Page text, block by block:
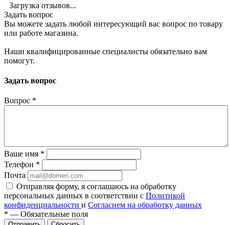
Загрузка отзывов...
Задать вопрос
Вы можете задать любой интересующий вас вопрос по товару
или работе магазина.
Наши квалифицированные специалисты обязательно вам
помогут.
Задать вопрос
Вопрос *
Ваше имя *
Телефон *
Почта
Отправляя форму, я соглашаюсь на обработку
персональных данных в соответствии с Политикой
конфиденциальности и Согласием на обработку данных
* — Обязательные поля